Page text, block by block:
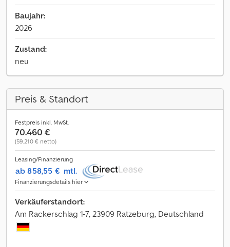
Baujahr:
2026
Zustand:
neu
Preis & Standort
Festpreis inkl. MwSt.
70.460 €
(59.210 € netto)
Leasing/Finanzierung
ab 858,55 € mtl.
Finanzierungsdetails hier
Verkäuferstandort:
Am Rackerschlag 1-7, 23909 Ratzeburg, Deutschland